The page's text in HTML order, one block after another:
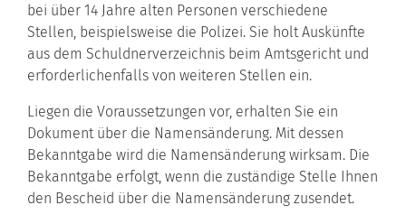
bei über 14 Jahre alten Personen verschiedene
Stellen, beispielsweise die Polizei. Sie holt Auskünfte
aus dem Schuldnerverzeichnis beim Amtsgericht und
erforderlichenfalls von weiteren Stellen ein.
Liegen die Voraussetzungen vor, erhalten Sie ein
Dokument über die Namensänderung. Mit dessen
Bekanntgabe wird die Namensänderung wirksam. Die
Bekanntgabe erfolgt, wenn die zuständige Stelle Ihnen
den Bescheid über die Namensänderung zusendet.